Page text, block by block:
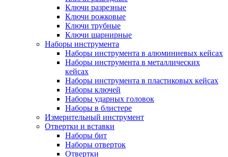
Ключи разрезные
Ключи рожковые
Ключи трубные
Ключи шарнирные
Наборы инструмента
Наборы инструмента в алюминиевых кейсах
Наборы инструмента в металлических
кейсах
Наборы инструмента в пластиковых кейсах
Наборы ключей
Наборы ударных головок
Наборы в блистере
Измерительный инструмент
Отвертки и вставки
Наборы бит
Наборы отверток
Отвертки